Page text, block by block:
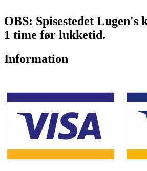
OBS: Spisestedet Lugen's
1 time før lukketid.
Information